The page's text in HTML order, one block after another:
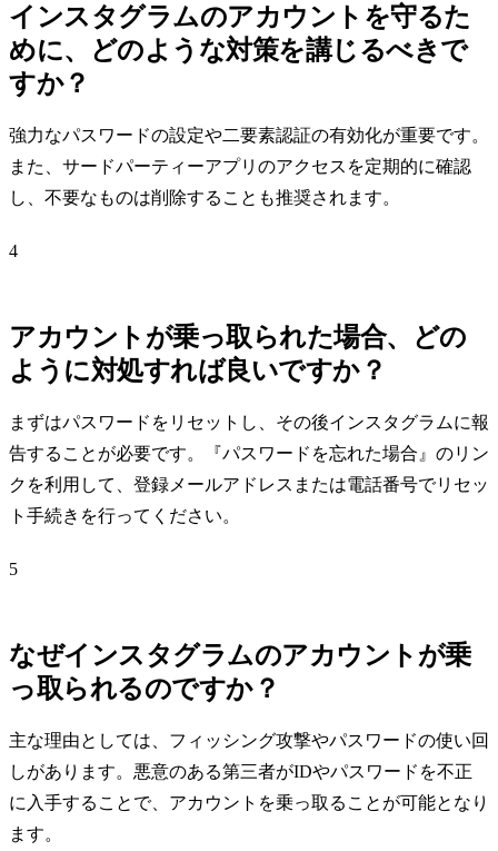
インスタグラムのアカウントを守るた
めに、どのような対策を講じるべきで
すか？
強力なパスワードの設定や二要素認証の有効化が重要です。
また、サードパーティーアプリのアクセスを定期的に確認
し、不要なものは削除することも推奨されます。
4
アカウントが乗っ取られた場合、どの
ように対処すれば良いですか？
まずはパスワードをリセットし、その後インスタグラムに報
告することが必要です。『パスワードを忘れた場合』のリン
クを利用して、登録メールアドレスまたは電話番号でリセッ
ト手続きを行ってください。
5
なぜインスタグラムのアカウントが乗
っ取られるのですか？
主な理由としては、フィッシング攻撃やパスワードの使い回
しがあります。悪意のある第三者がIDやパスワードを不正
に入手することで、アカウントを乗っ取ることが可能となり
ます。